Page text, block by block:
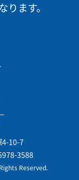
ます。
4-10-7
3588
Reserved.